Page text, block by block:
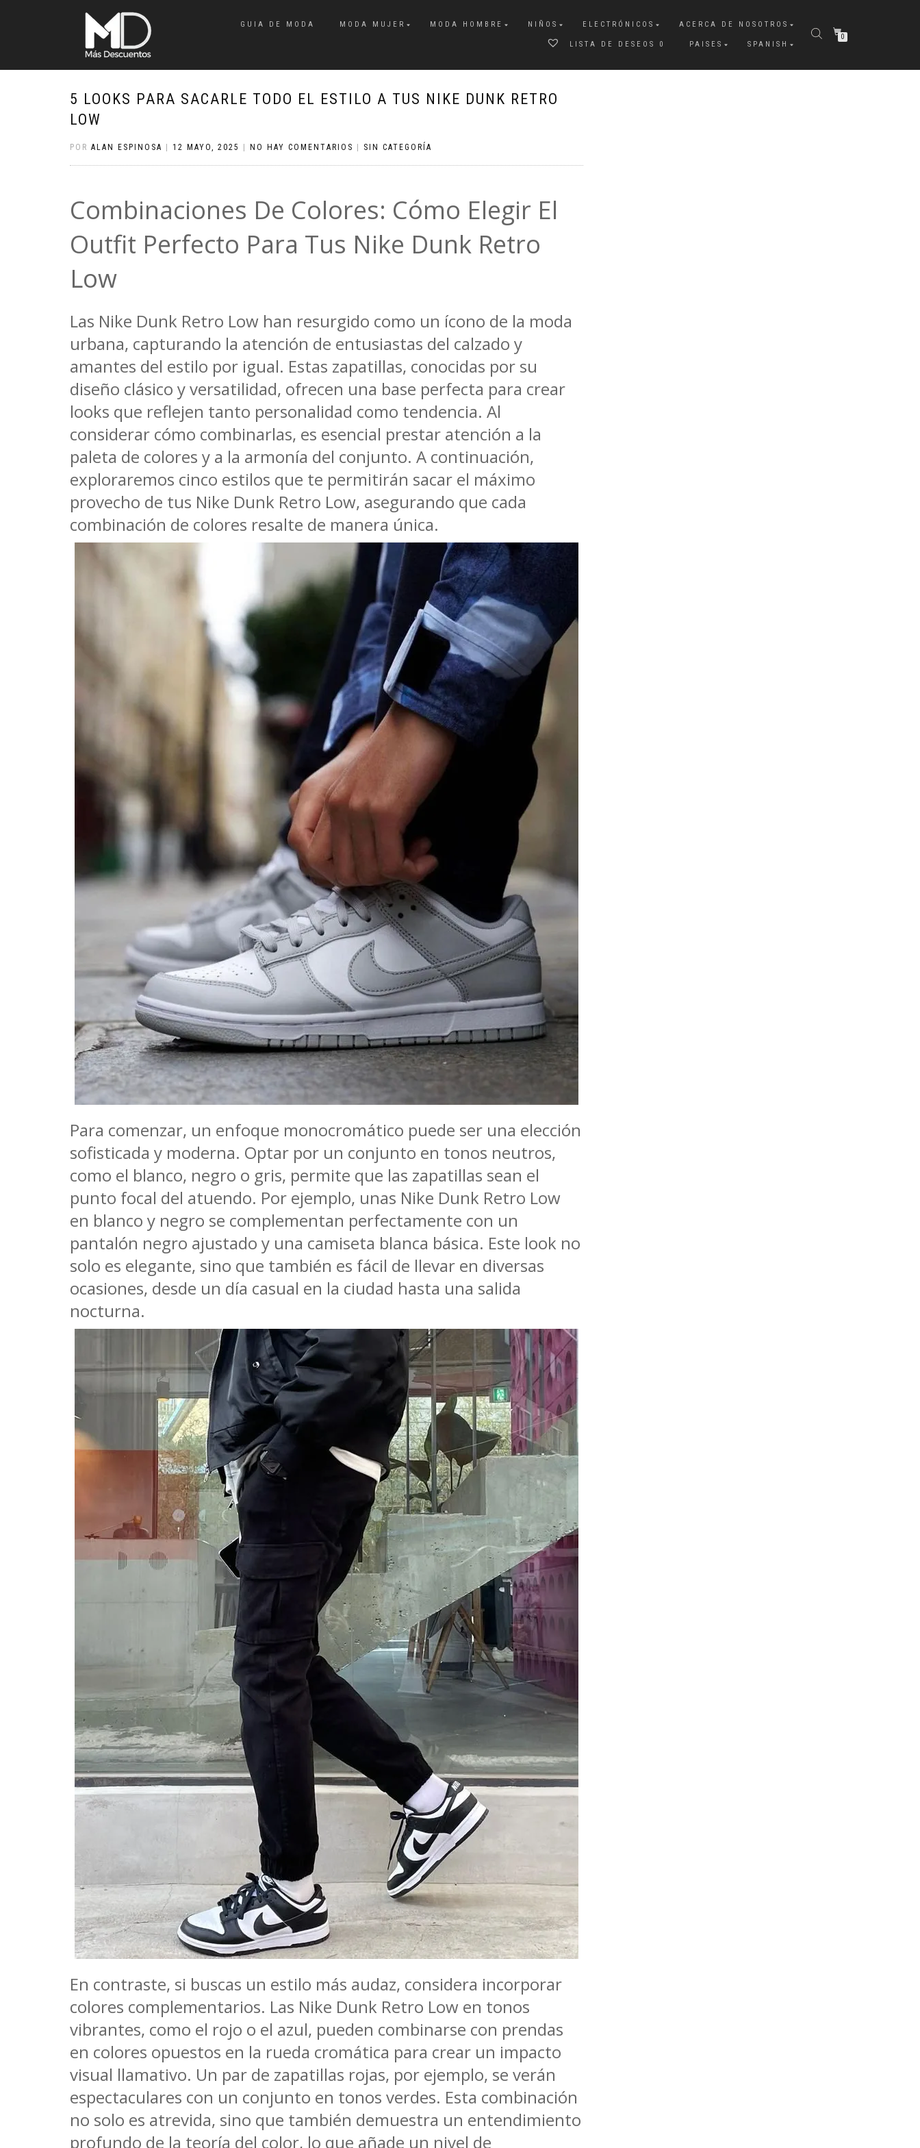
GUIA DE MODA MODA MUJER MODA HOMBRE NIÑOS ELECTRÓNICOS ACERCA DE NOSOTROS
LISTA DE DESEOS 0 PAISES SPANISH
0
5 LOOKS PARA SACARLE TODO EL ESTILO A TUS NIKE DUNK RETRO
LOW
POR ALAN ESPINOSA 12 MAYO, 2025 NO HAY COMENTARIOS SIN CATEGORÍA
Combinaciones De Colores: Cómo Elegir El
Outfit Perfecto Para Tus Nike Dunk Retro
Low
Las Nike Dunk Retro Low han resurgido como un ícono de la moda
urbana, capturando la atención de entusiastas del calzado y
amantes del estilo por igual. Estas zapatillas, conocidas por su
diseño clásico y versatilidad, ofrecen una base perfecta para crear
looks que reflejen tanto personalidad como tendencia. Al
considerar cómo combinarlas, es esencial prestar atención a la
paleta de colores y a la armonía del conjunto. A continuación,
exploraremos cinco estilos que te permitirán sacar el máximo
provecho de tus Nike Dunk Retro Low, asegurando que cada
combinación de colores resalte de manera única.
Para comenzar, un enfoque monocromático puede ser una elección
sofisticada y moderna. Optar por un conjunto en tonos neutros,
como el blanco, negro o gris, permite que las zapatillas sean el
punto focal del atuendo. Por ejemplo, unas Nike Dunk Retro Low
en blanco y negro se complementan perfectamente con un
pantalón negro ajustado y una camiseta blanca básica. Este look no
solo es elegante, sino que también es fácil de llevar en diversas
ocasiones, desde un día casual en la ciudad hasta una salida
nocturna.
En contraste, si buscas un estilo más audaz, considera incorporar
colores complementarios. Las Nike Dunk Retro Low en tonos
vibrantes, como el rojo o el azul, pueden combinarse con prendas
en colores opuestos en la rueda cromática para crear un impacto
visual llamativo. Un par de zapatillas rojas, por ejemplo, se verán
espectaculares con un conjunto en tonos verdes. Esta combinación
no solo es atrevida, sino que también demuestra un entendimiento
profundo de la teoría del color, lo que añade un nivel de